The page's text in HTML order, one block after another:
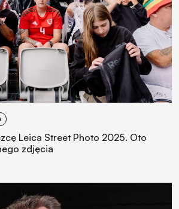
Leica Street Photo 2025. Oto
zdjęcia